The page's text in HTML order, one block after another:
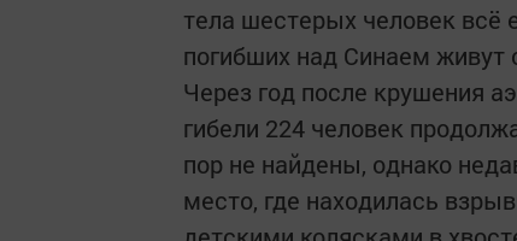
тела шестерых человек всё
погибших над Синаем живут
Через год после крушения
гибели 224 человек
пор не найдены, однако
место, где находилась